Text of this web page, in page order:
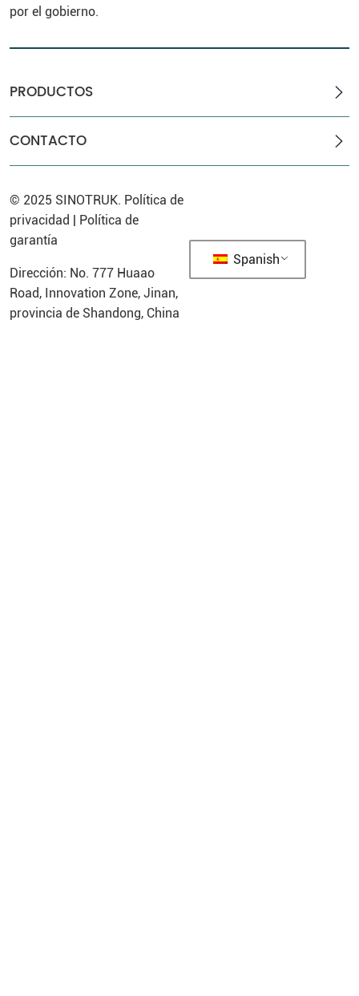
por el gobierno.
PRODUCTOS
CONTACTO
© 2025 SINOTRUK. Política de
privacidad | Política de
garantía
Dirección: No. 777 Huaao
Road, Innovation Zone, Jinan,
provincia de Shandong, China
Spanish